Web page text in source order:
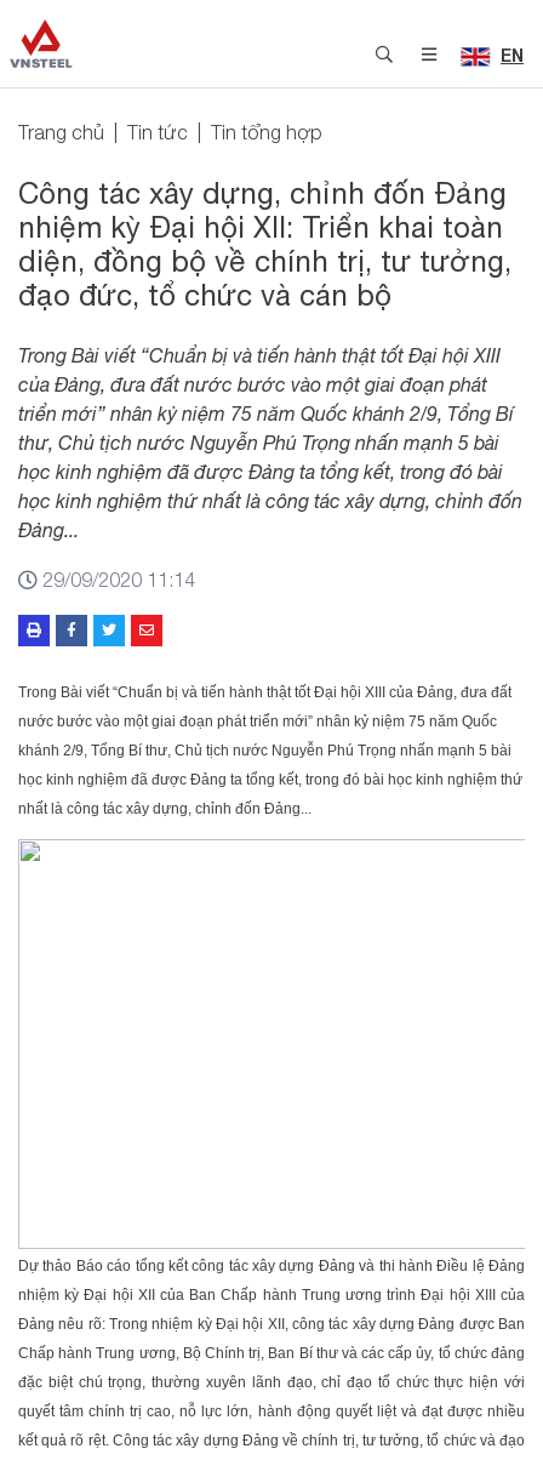
EN
Trang chủ Tin tức Tin tổng hợp
Công tác xây dựng, chỉnh đốn Đảng
nhiệm kỳ Đại hội XII: Triển khai toàn
diện, đồng bộ về chính trị, tư tưởng,
đạo đức, tổ chức và cán bộ
Trong Bài viết “Chuẩn bị và tiến hành thật tốt Đại hội XIII
của Đảng, đưa đất nước bước vào một giai đoạn phát
triển mới” nhân kỷ niệm 75 năm Quốc khánh 2/9, Tổng Bí
thư, Chủ tịch nước Nguyễn Phú Trọng nhấn mạnh 5 bài
học kinh nghiệm đã được Đảng ta tổng kết, trong đó bài
học kinh nghiệm thứ nhất là công tác xây dựng, chỉnh đốn
Đảng...
29/09/2020 11:14
Trong Bài viết “Chuẩn bị và tiến hành thật tốt Đại hội XIII của Đảng, đưa đất
nước bước vào một giai đoạn phát triển mới” nhân kỷ niệm 75 năm Quốc
khánh 2/9, Tổng Bí thư, Chủ tịch nước Nguyễn Phú Trọng nhấn mạnh 5 bài
học kinh nghiệm đã được Đảng ta tổng kết, trong đó bài học kinh nghiệm thứ
nhất là công tác xây dựng, chỉnh đốn Đảng...
Dự thảo Báo cáo tổng kết công tác xây dựng Đảng và thi hành Điều lệ Đảng
nhiệm kỳ Đại hội XII của Ban Chấp hành Trung ương trình Đại hội XIII của
Đảng nêu rõ: Trong nhiệm kỳ Đại hội XII, công tác xây dựng Đảng được Ban
Chấp hành Trung ương, Bộ Chính trị, Ban Bí thư và các cấp ủy, tổ chức đảng
đặc biệt chú trọng, thường xuyên lãnh đạo, chỉ đạo tổ chức thực hiện với
quyết tâm chính trị cao, nỗ lực lớn, hành động quyết liệt và đạt được nhiều
kết quả rõ rệt. Công tác xây dựng Đảng về chính trị, tư tưởng, tổ chức và đạo